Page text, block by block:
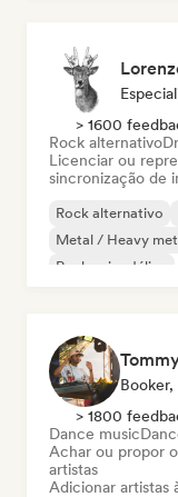
> 1600
Rock alternativo
Licenciar ou
sincronização de
Rock alternativo
Metal / Heavy
Rock psicodélico
Booker,
> 1800
Dance music
Achar ou propor
artistas
Adicionar artistas